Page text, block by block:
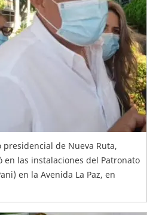
de Nueva Ruta,
en las instalaciones del Patronato
en la Avenida La Paz, en